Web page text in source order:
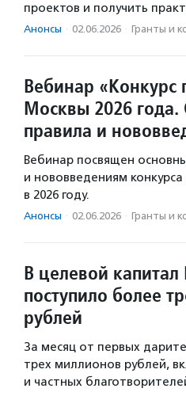
проектов и получить
Анонсы · 02.06.2026 · Гранты и
Вебинар «Конкурс
Москвы 2026
правила и
Вебинар посвящен
и нововведениям
в 2026 году.
Анонсы · 02.06.2026 · Гранты и
В целевой
поступило более
рублей
За месяц от первых
трех миллионов рублей,
и частных